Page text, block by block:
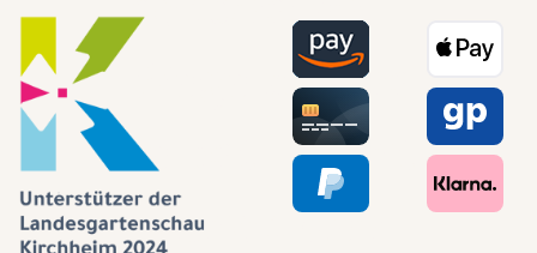
Wege zu uns
selbst führt
durch den